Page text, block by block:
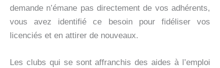
demande n’émane pas directement de vos adhérents,
vous avez identifié ce besoin pour fidéliser vos
licenciés et en attirer de nouveaux.
Les clubs qui se sont affranchis des aides à l’emploi